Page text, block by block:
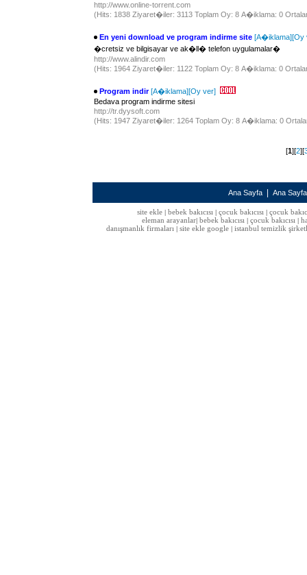
http://www.online-torrent.com
(Hits: 1838 Ziyaret�iler: 3113 Toplam Oy: 8 A�iklama: 0
En yeni download ve program indirme site [A�iklama][Oy
�cretsiz ve bilgisayar ve ak�ll� telefon uygulamalar�
http://www.alindir.com
(Hits: 1964 Ziyaret�iler: 1122 Toplam Oy: 8 A�iklama: 0
Program indir [A�iklama][Oy ver]
Bedava program indirme sitesi
http://tr.dyysoft.com
(Hits: 1947 Ziyaret�iler: 1264 Toplam Oy: 8 A�iklama: 0
[1][2][
Ana Sayfa Ana
site ekle| bebek bakıcısı| çocuk bakıcısı| çocuk
eleman arayanlar bebek bakıcısı çocuk bakıcısı
danışmanlık firmaları
site ekle google istanbul temizlik